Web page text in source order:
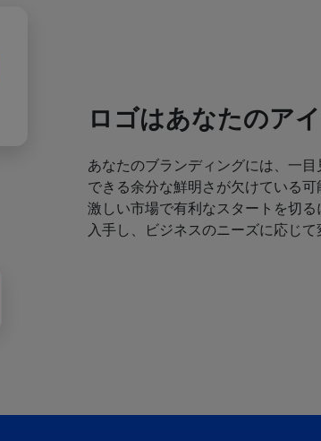
ロゴはあなたのア
あなたのブランディングには、一
できる余分な鮮明さが欠けている
激しい市場で有利なスタートを切
入手し、ビジネスのニーズに応じて